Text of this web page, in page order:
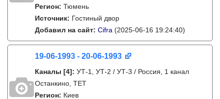
Регион: Тюмень
Источник: Гостиный двор
Добавил на сайт: Cifra (2025-06-16 19:24:40)
19-06-1993 - 20-06-1993
Каналы [4]: УТ-1, УТ-2 / УТ-3 / Россия, 1 канал
Останкино, ТЕТ
Регион: Киев